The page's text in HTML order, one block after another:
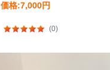
価格:7,000円
(0)